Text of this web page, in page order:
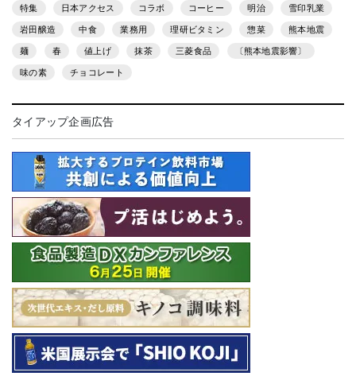
特集 日本アクセス コラボ コーヒー 明治 雪印乳業
岩田醸造 中食 業務用 理研ビタミン 惣菜 熊本地震
麺 春 値上げ 抹茶 三菱食品 〔熊本地震影響〕
味の素 チョコレート
タイアップ企画広告